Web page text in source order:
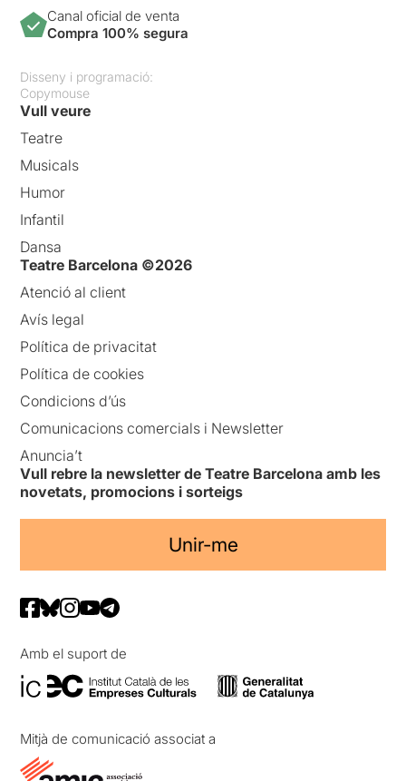
Canal oficial de venta
Compra 100% segura
Disseny i programació:
Copymouse
Vull veure
Teatre
Musicals
Humor
Infantil
Dansa
Teatre Barcelona ©2026
Atenció al client
Avís legal
Política de privacitat
Política de cookies
Condicions d’ús
Comunicacions comercials i Newsletter
Anuncia’t
Vull rebre la newsletter de Teatre Barcelona amb les
novetats, promocions i sorteigs
Unir-me
Amb el suport de
Mitjà de comunicació associat a